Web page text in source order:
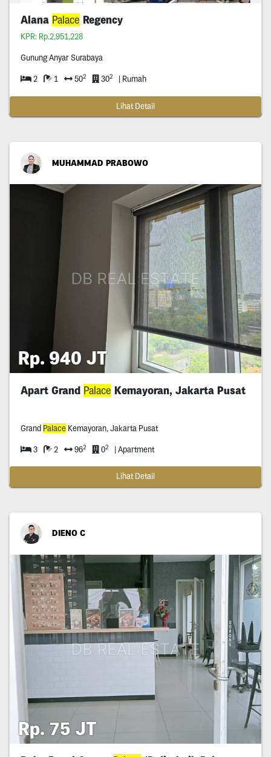
Alana Palace Regency
KPR: Rp.2,951,228
Gunung Anyar Surabaya
2 1 502 302 | Rumah
Lihat Detail
MUHAMMAD PRABOWO
Rp. 940 JT
Apart Grand Palace Kemayoran, Jakarta Pusat
Grand PalaceKemayoran, Jakarta Pusat
3 2 962 02 | Apartment
Lihat Detail
DIENO C
Rp. 75 JT